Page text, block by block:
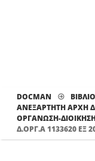
DOCMAN
ΑΝΕΞΑΡΤΗΤΗ ΑΡΧΗ
ΟΡΓΑΝΩΣΗ-
Δ.ΟΡΓ.Α 1133620 ΕΞ